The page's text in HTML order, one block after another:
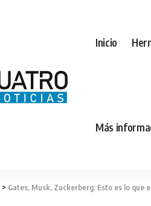
Inicio
Más
> Gates, Musk, Zuckerberg: Esto es lo